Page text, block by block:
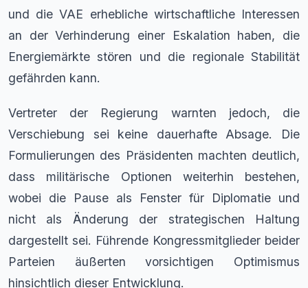
und die VAE erhebliche wirtschaftliche Interessen
an der Verhinderung einer Eskalation haben, die
Energiemärkte stören und die regionale Stabilität
gefährden kann.
Vertreter der Regierung warnten jedoch, die
Verschiebung sei keine dauerhafte Absage. Die
Formulierungen des Präsidenten machten deutlich,
dass militärische Optionen weiterhin bestehen,
wobei die Pause als Fenster für Diplomatie und
nicht als Änderung der strategischen Haltung
dargestellt sei. Führende Kongressmitglieder beider
Parteien äußerten vorsichtigen Optimismus
hinsichtlich dieser Entwicklung.